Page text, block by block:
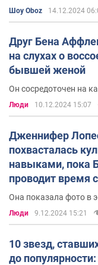
Шоу Oboz 14.12.2024
Друг Бена
на слухах о
бывшей женой
Он сосредоточен на
Люди 10.12.2024 15:07
Дженнифер
похвасталась
навыками, пока
проводит время
Она показала фото в
Люди 9.12.2024 15:21
10 звезд,
до